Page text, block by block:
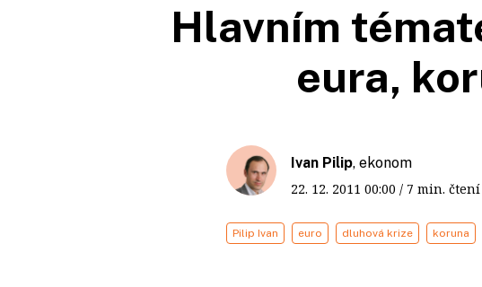
Hlavním
eura,
Ivan Pilip, ekonom
22. 12. 2011 00:00 / 7 min.
Pilip Ivan euro dluhová krize koruna